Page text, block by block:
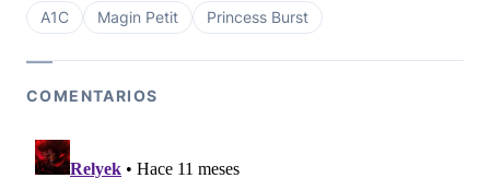
A1C Magin Petit Princess Burst
COMENTARIOS